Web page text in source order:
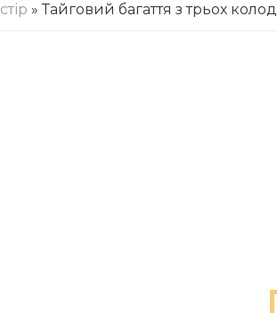
» Тайговий багаття з трьох колод